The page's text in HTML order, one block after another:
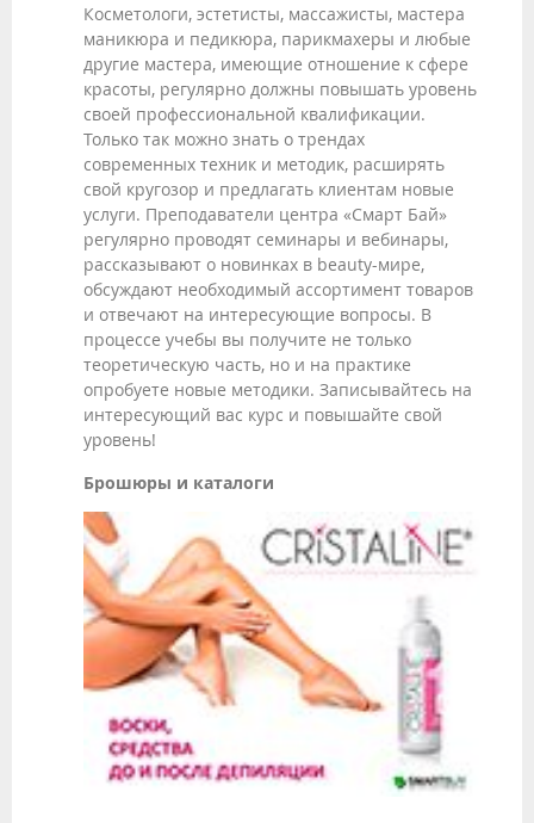
Косметологи, эстетисты, массажисты, мастера
маникюра и педикюра, парикмахеры и любые
другие мастера, имеющие отношение к сфере
красоты, регулярно должны повышать уровень
своей профессиональной квалификации.
Только так можно знать о трендах
современных техник и методик, расширять
свой кругозор и предлагать клиентам новые
услуги. Преподаватели центра «Смарт Бай»
регулярно проводят семинары и вебинары,
рассказывают о новинках в beauty-мире,
обсуждают необходимый ассортимент товаров
и отвечают на интересующие вопросы. В
процессе учебы вы получите не только
теоретическую часть, но и на практике
опробуете новые методики. Записывайтесь на
интересующий вас курс и повышайте свой
уровень!
Брошюры и каталоги